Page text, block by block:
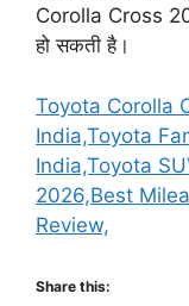
Corolla Cross
हो सकती है।
Toyota Corolla
India,Toyota
India,Toyota
2026,Best
Review,
Share this: